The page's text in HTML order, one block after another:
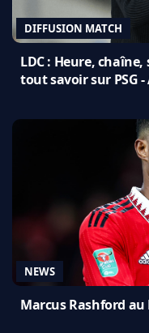
DIFFUSION MATCH
LDC : Heure,
tout savoir sur PSG
NEWS
Marcus Rashford